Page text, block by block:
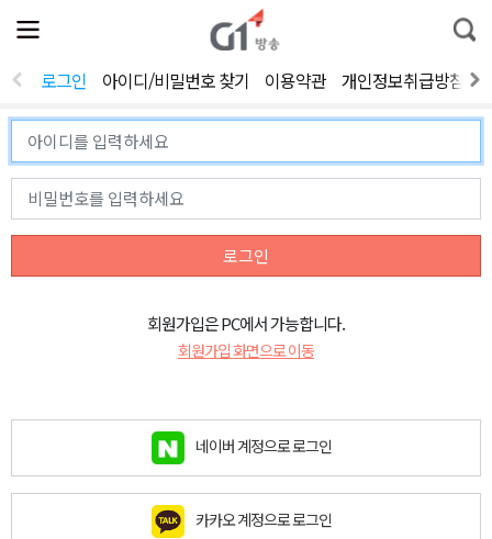
전
체
뉴
열
통
합
색
로그인 아이디/비밀번호 찾기 이용약관 개인정보취급방침
로그인
회원가입은 PC에서 가능합니다.
회원가입 화면으로 이동
네이버 계정으로 로그인
카카오 계정으로 로그인